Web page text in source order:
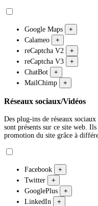
Google Maps
+
Calameo
+
reCaptcha V2
+
reCaptcha V3
+
ChatBot
+
MailChimp
+
Réseaux sociaux/Vidéos
Des plug-ins de réseaux
sont présents sur ce site web.
promotion du site grâce à
Facebook
+
Twitter
+
GooglePlus
+
LinkedIn
+